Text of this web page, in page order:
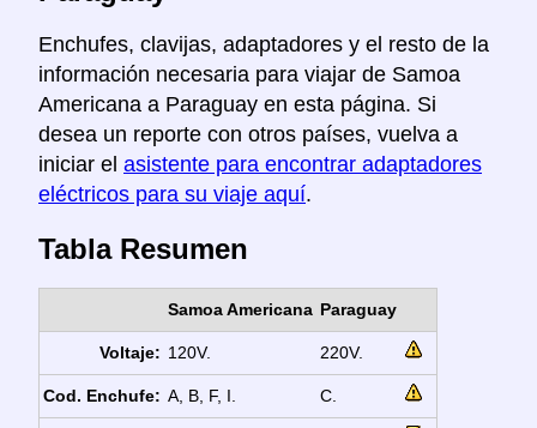
Enchufes, clavijas, adaptadores y el resto de la
información necesaria para viajar de Samoa
Americana a Paraguay en esta página. Si
desea un reporte con otros países, vuelva a
iniciar el asistente para encontrar adaptadores
eléctricos para su viaje aquí.
Tabla Resumen
Samoa Americana Paraguay
Voltaje: 120V. 220V.
Cod. Enchufe: A, B, F, I. C.